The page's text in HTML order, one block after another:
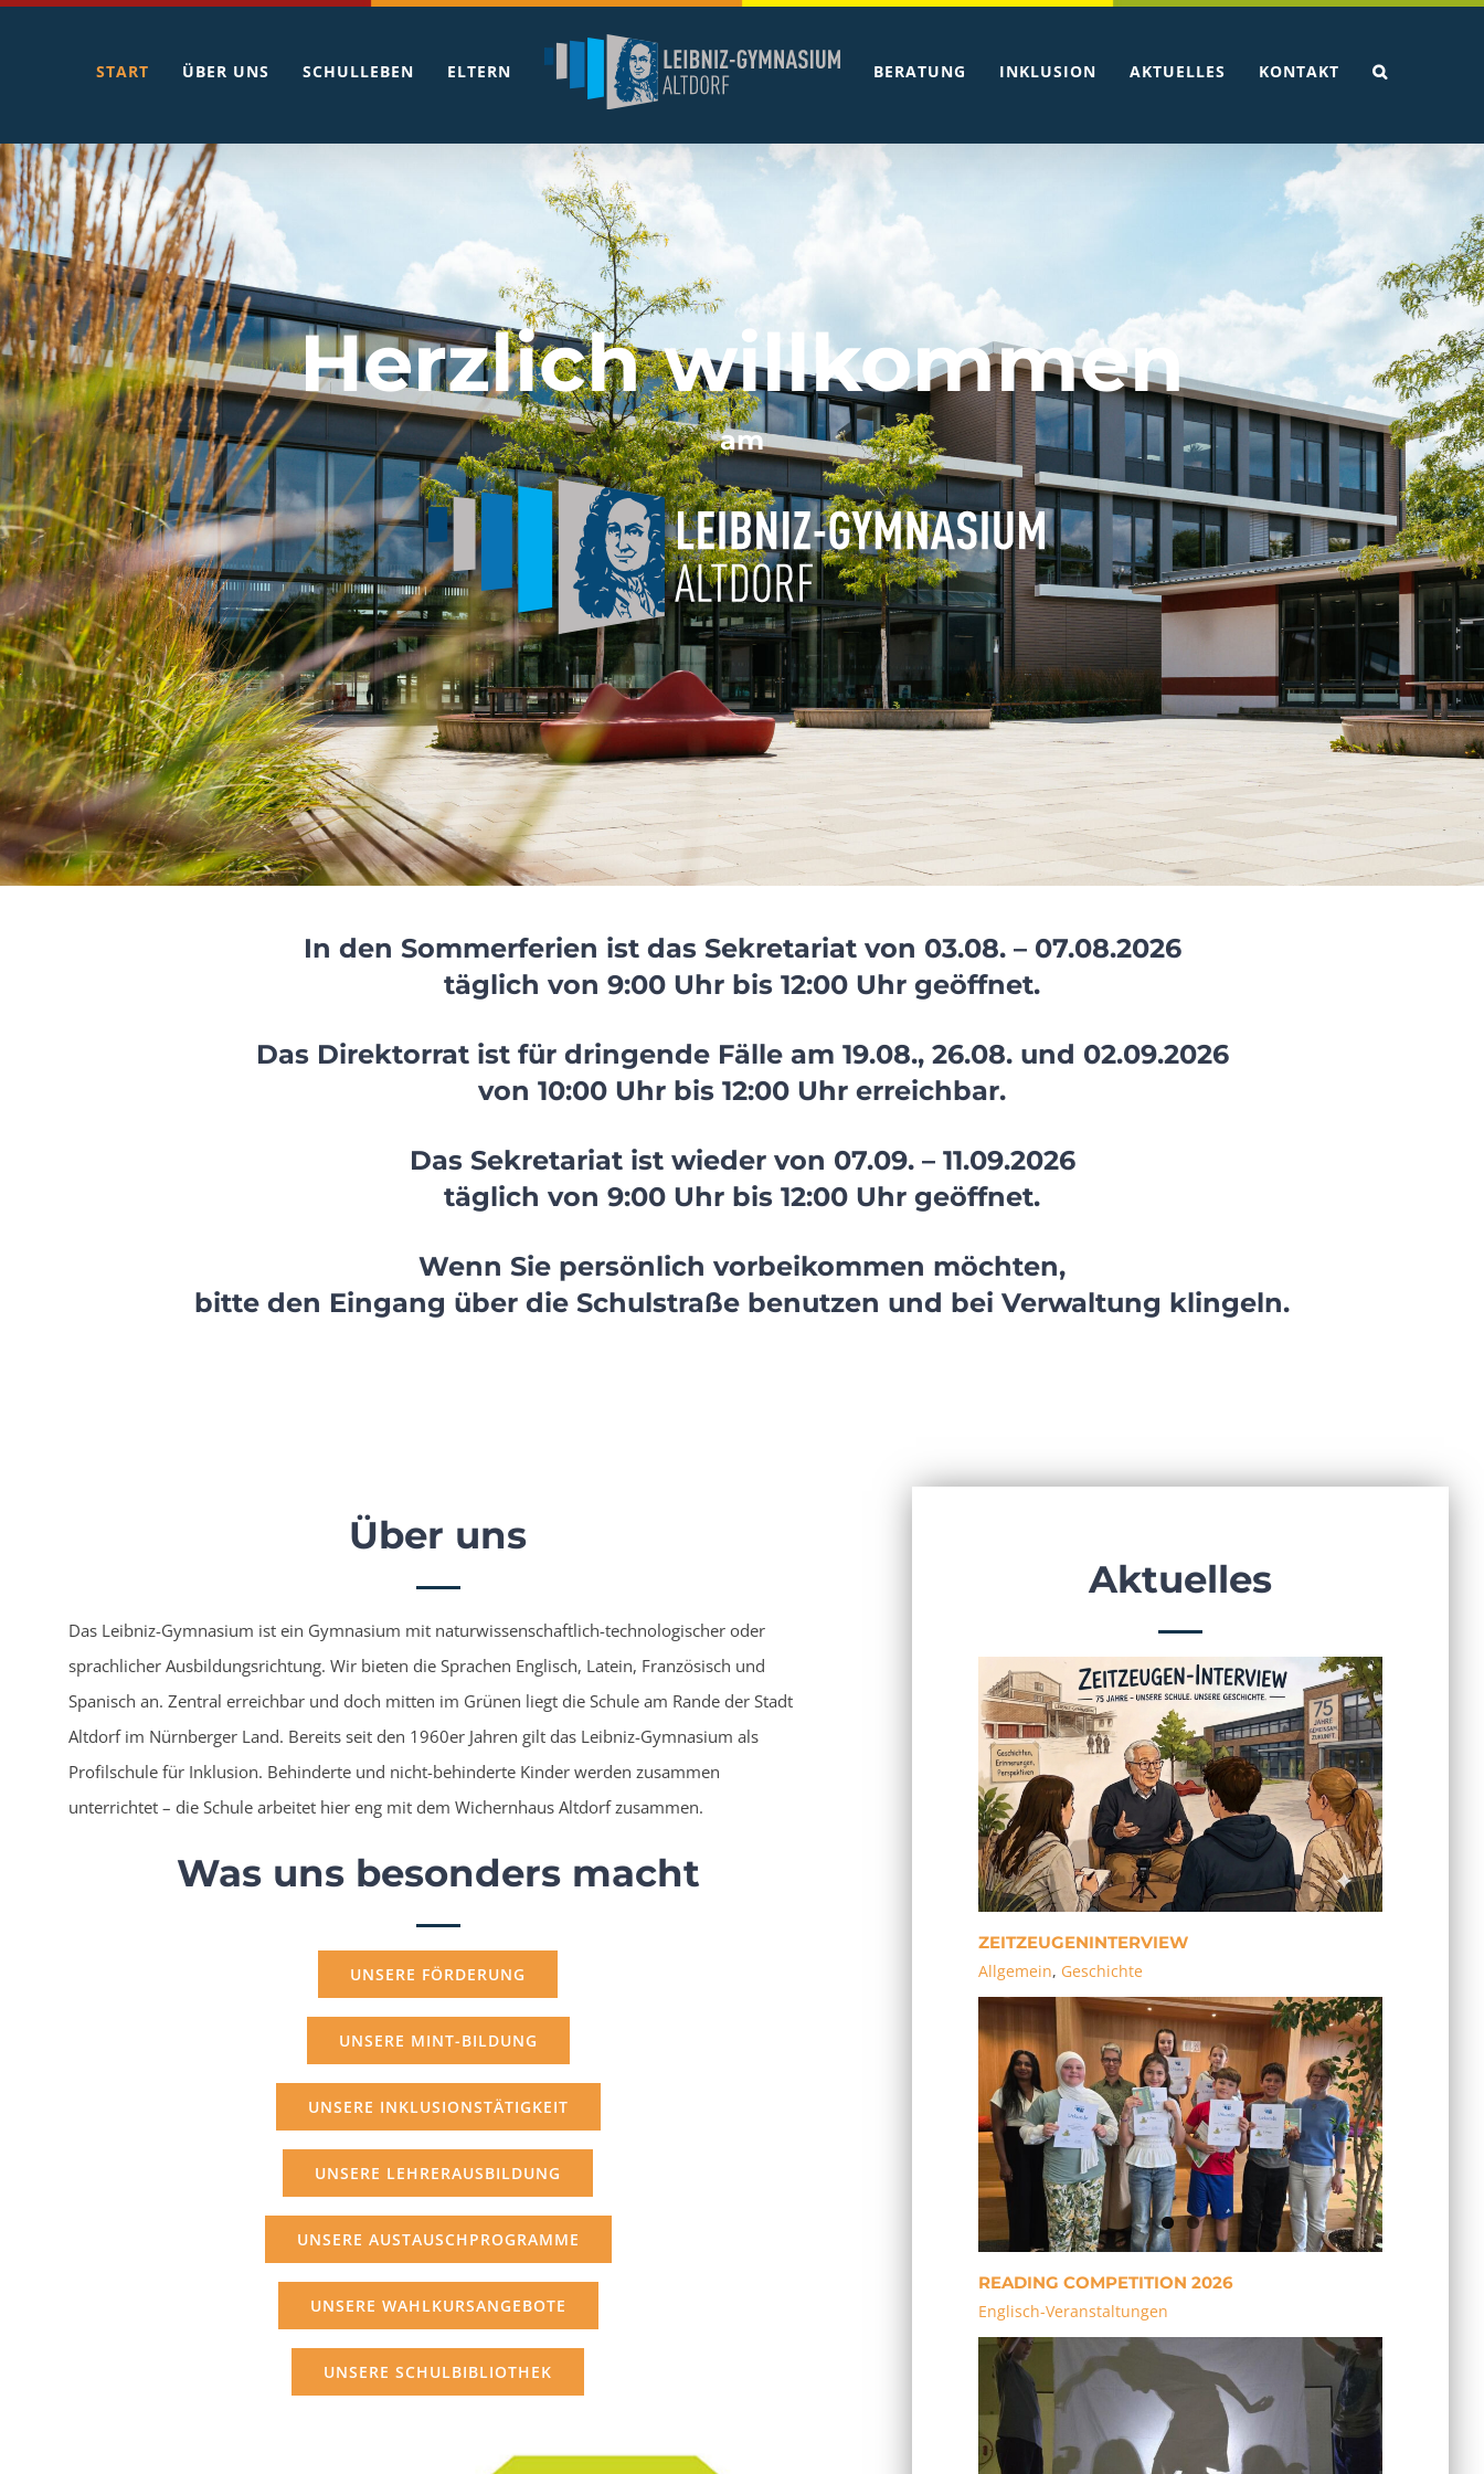
START ÜBER UNS SCHULLEBEN ELTERN BERATUNG INKLUSION AKTUELLES KONTAKT
Herzlich willkommen
am
In den Sommerferien ist das Sekretariat von 03.08. – 07.08.2026
täglich von 9:00 Uhr bis 12:00 Uhr geöffnet.
Das Direktorrat ist für dringende Fälle am 19.08., 26.08. und 02.09.2026
von 10:00 Uhr bis 12:00 Uhr erreichbar.
Das Sekretariat ist wieder von 07.09. – 11.09.2026
täglich von 9:00 Uhr bis 12:00 Uhr geöffnet.
Wenn Sie persönlich vorbeikommen möchten,
bitte den Eingang über die Schulstraße benutzen und bei Verwaltung klingeln.
Über uns
Das Leibniz-Gymnasium ist ein Gymnasium mit naturwissenschaftlich-technologischer oder
sprachlicher Ausbildungsrichtung. Wir bieten die Sprachen Englisch, Latein, Französisch und
Spanisch an. Zentral erreichbar und doch mitten im Grünen liegt die Schule am Rande der Stadt
Altdorf im Nürnberger Land. Bereits seit den 1960er Jahren gilt das Leibniz-Gymnasium als
Profilschule für Inklusion. Behinderte und nicht-behinderte Kinder werden zusammen
unterrichtet – die Schule arbeitet hier eng mit dem Wichernhaus Altdorf zusammen.
Was uns besonders macht
UNSERE FÖRDERUNG
UNSERE MINT-BILDUNG
UNSERE INKLUSIONSTÄTIGKEIT
UNSERE LEHRERAUSBILDUNG
UNSERE AUSTAUSCHPROGRAMME
UNSERE WAHLKURSANGEBOTE
UNSERE SCHULBIBLIOTHEK
Aktuelles
ZEITZEUGENINTERVIEW
Allgemein, Geschichte
READING COMPETITION 2026
Englisch-Veranstaltungen